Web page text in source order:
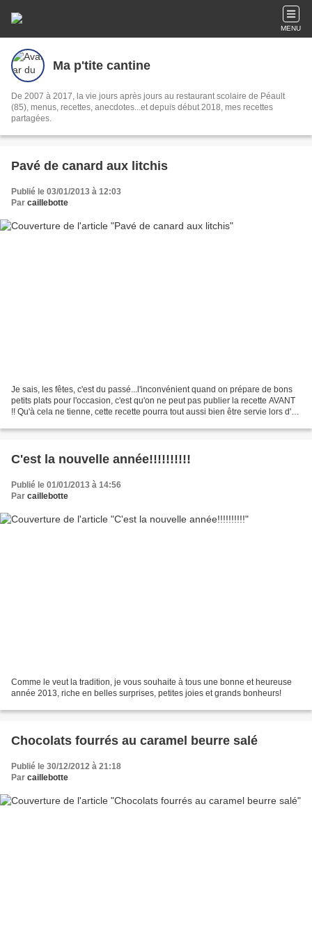
MENU
Ma p'tite cantine
De 2007 à 2017, la vie jours après jours au restaurant scolaire de Péault
(85), menus, recettes, anecdotes...et depuis début 2018, mes recettes
partagées.
Pavé de canard aux litchis
Publié le 03/01/2013 à 12:03
Par caillebotte
Je sais, les fêtes, c'est du passé...l'inconvénient quand on prépare de bons
petits plats pour l'occasion, c'est qu'on ne peut pas publier la recette AVANT
!! Qu'à cela ne tienne, cette recette pourra tout aussi bien être servie lors d'un
C'est la nouvelle année!!!!!!!!!!
Publié le 01/01/2013 à 14:56
Par caillebotte
Comme le veut la tradition, je vous souhaite à tous une bonne et heureuse
année 2013, riche en belles surprises, petites joies et grands bonheurs!
Chocolats fourrés au caramel beurre salé
Publié le 30/12/2012 à 21:18
Par caillebotte